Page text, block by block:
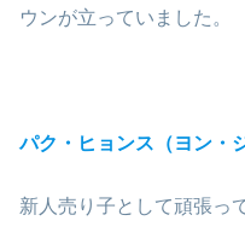
ウンが立っていました。
パク・ヒョンス（ヨン・
新人売り子として頑張っ